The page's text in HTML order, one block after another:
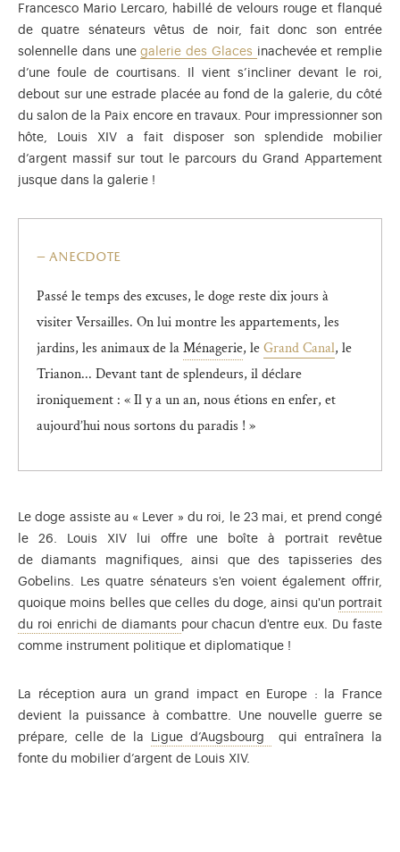
Francesco Mario Lercaro, habillé de velours rouge et flanqué
de quatre sénateurs vêtus de noir, fait donc son entrée
solennelle dans unegalerie des Glaces inachevée et remplie
d’une foule de courtisans. Il vient s’incliner devant le roi,
debout sur une estrade placée au fond de la galerie, du côté
du salon de la Paix encore en travaux. Pour impressionner son
hôte, Louis XIV a fait disposer son splendide mobilier
d’argent massif sur tout le parcours du Grand Appartement
jusque dans la galerie !
anecdote
Passé le temps des excuses, le doge reste dix jours à
visiter Versailles. On lui montre les appartements, les
jardins, les animaux de laMénageriePremier grand projet à
, leGrand Canal, le
Trianon... Devant tant de splendeurs, il déclare
ironiquement : « Il y a un an, nous étions en enfer, et
aujourd’hui nous sortons du paradis ! »
Le doge assiste au « Lever » du roi, le 23 mai, et prend congé
le 26. Louis XIV lui offre une boîte à portrait revêtue
de diamants magnifiques, ainsi que des tapisseries des
Gobelins. Les quatre sénateurs s'en voient également offrir,
quoique moins belles que celles du doge, ainsi qu'un portrait
du roi enrichi de diamants Chefs d'œuvres d'orfèvrerie et de
pour chacun d'entre eux. Du faste
comme instrument politique et diplomatique !
La réception aura un grand impact en Europe : la France
devient la puissance à combattre. Une nouvelle guerre se
prépare, celle de la
Ligue d’Augsbourg Guerre de 1688 à
qui entraînera la
fonte du mobilier d’argent de Louis XIV.